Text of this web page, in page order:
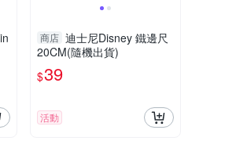
商店 迪士尼Disney 鐵邊尺
20CM(隨機出貨)
$39
活動